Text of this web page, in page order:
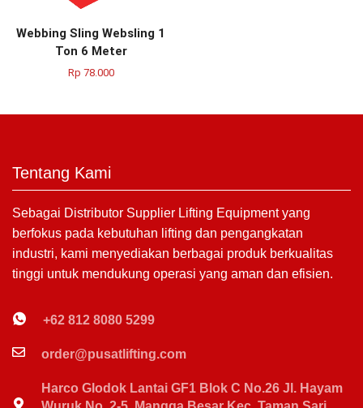
Webbing Sling Websling 1
Ton 6 Meter
Rp 78.000
Tentang Kami
Sebagai Distributor Supplier Lifting Equipment yang
berfokus pada kebutuhan lifting dan pengangkatan
industri, kami menyediakan berbagai produk berkualitas
tinggi untuk mendukung operasi yang aman dan efisien.
+62 812 8080 5299
order@pusatlifting.com
Harco Glodok Lantai GF1 Blok C No.26 Jl. Hayam